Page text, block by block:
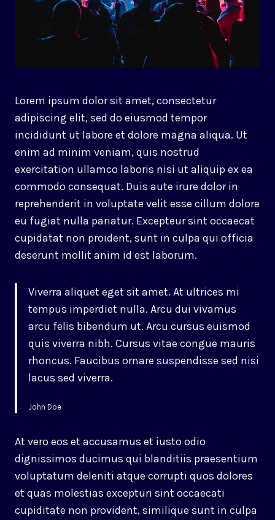
Lorem ipsum dolor sit amet, consectetur
adipiscing elit, sed do eiusmod tempor
incididunt ut labore et dolore magna aliqua. Ut
enim ad minim veniam, quis nostrud
exercitation ullamco laboris nisi ut aliquip ex ea
commodo consequat. Duis aute irure dolor in
reprehenderit in voluptate velit esse cillum dolore
eu fugiat nulla pariatur. Excepteur sint occaecat
cupidatat non proident, sunt in culpa qui officia
deserunt mollit anim id est laborum.
Viverra aliquet eget sit amet. At ultrices mi
tempus imperdiet nulla. Arcu dui vivamus
arcu felis bibendum ut. Arcu cursus euismod
quis viverra nibh. Cursus vitae congue mauris
rhoncus. Faucibus ornare suspendisse sed nisi
lacus sed viverra.
John Doe
At vero eos et accusamus et iusto odio
dignissimos ducimus qui blanditiis praesentium
voluptatum deleniti atque corrupti quos dolores
et quas molestias excepturi sint occaecati
cupiditate non provident, similique sunt in culpa